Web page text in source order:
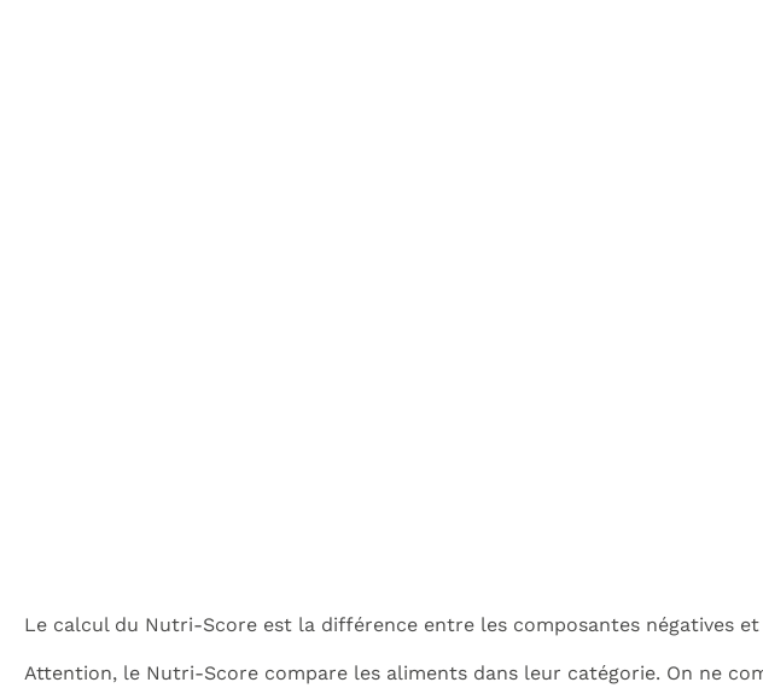
Le calcul du Nutri-Score est la différence entre les composantes négatives et
Attention, le Nutri-Score compare les aliments dans leur catégorie. On ne